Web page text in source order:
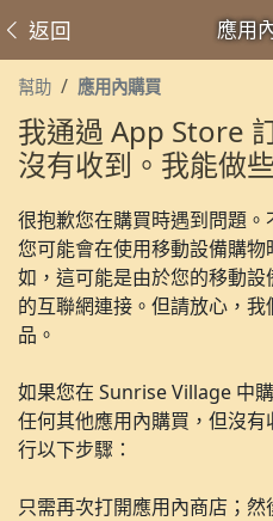
應用
返回
幫助 應用內購買
我通過 App Store
沒有收到。我能做
很抱歉您在購買時遇到問題。
您可能會在使用移動設備購
如，這可能是由於您的移動
的互聯網連接。但請放心，
品。
如果您在 Sunrise Village 中
任何其他應用內購買，但沒
行以下步驟：
只需再次打開應用內商店；然